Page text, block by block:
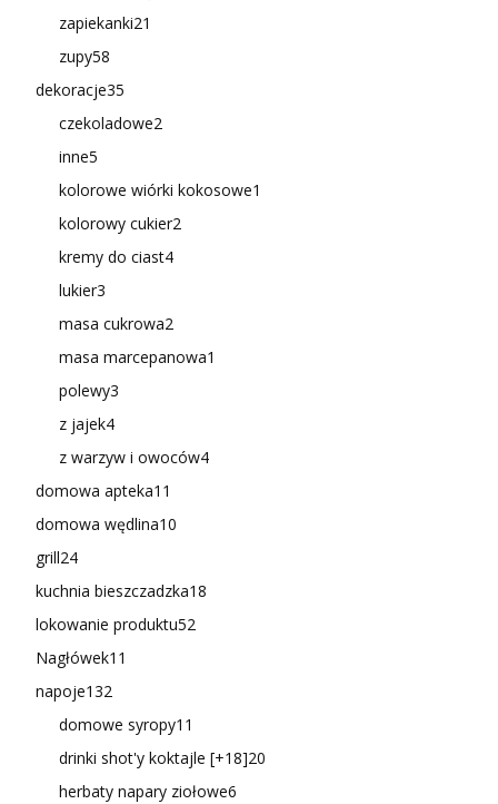
zapiekanki21
zupy58
dekoracje35
czekoladowe2
inne5
kolorowe wiórki kokosowe1
kolorowy cukier2
kremy do ciast4
lukier3
masa cukrowa2
masa marcepanowa1
polewy3
z jajek4
z warzyw i owoców4
domowa apteka11
domowa wędlina10
grill24
kuchnia bieszczadzka18
lokowanie produktu52
Nagłówek11
napoje132
domowe syropy11
drinki shot'y koktajle [+18]20
herbaty napary ziołowe6